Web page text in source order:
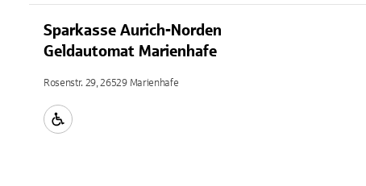
Sparkasse Aurich-Norden
Geldautomat Marienhafe
Rosenstr. 29, 26529 Marienhafe